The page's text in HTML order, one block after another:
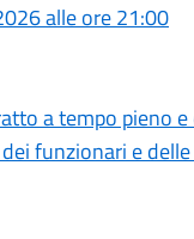
alle ore 21:00
a tempo pieno
funzionari e